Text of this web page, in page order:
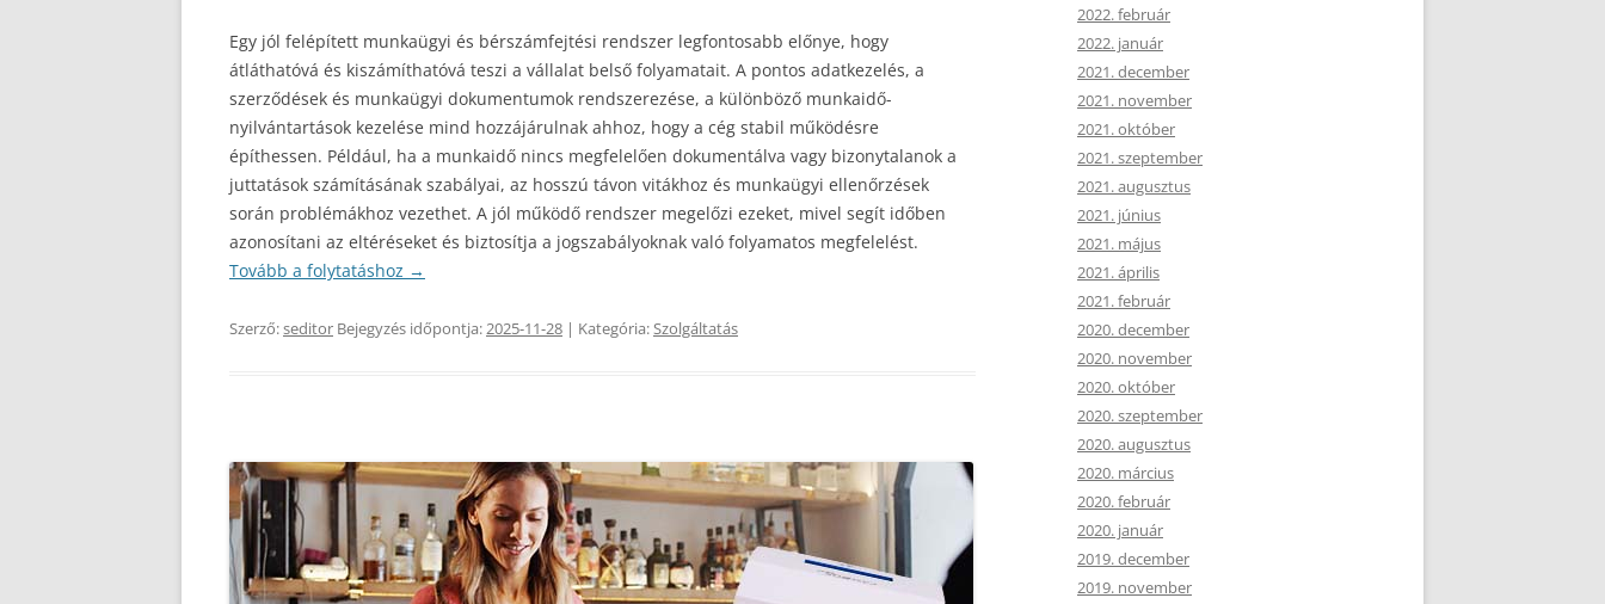
Egy jól felépített munkaügyi és bérszámfejtési rendszer legfontosabb előnye, hogy
átláthatóvá és kiszámíthatóvá teszi a vállalat belső folyamatait. A pontos adatkezelés, a
szerződések és munkaügyi dokumentumok rendszerezése, a különböző munkaidő-
nyilvántartások kezelése mind hozzájárulnak ahhoz, hogy a cég stabil működésre
építhessen. Például, ha a munkaidő nincs megfelelően dokumentálva vagy bizonytalanok a
juttatások számításának szabályai, az hosszú távon vitákhoz és munkaügyi ellenőrzések
során problémákhoz vezethet. A jól működő rendszer megelőzi ezeket, mivel segít időben
azonosítani az eltéréseket és biztosítja a jogszabályoknak való folyamatos megfelelést.
Tovább a folytatáshoz →
Szerző:seditor Bejegyzés időpontja:2025-11-28 | Kategória:Szolgáltatás
2022. február
2022. január
2021. december
2021. november
2021. október
2021. szeptember
2021. augusztus
2021. június
2021. május
2021. április
2021. február
2020. december
2020. november
2020. október
2020. szeptember
2020. augusztus
2020. március
2020. február
2020. január
2019. december
2019. november